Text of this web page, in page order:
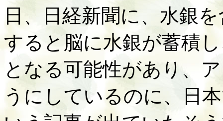
日、日経新聞に、水銀
すると脳に水銀が蓄積
となる可能性があり、
うにしているのに、日